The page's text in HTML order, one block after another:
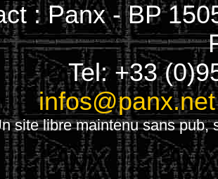
: Panx - BP
Tel: +33
infos@panx.net
site libre maintenu sans pub,